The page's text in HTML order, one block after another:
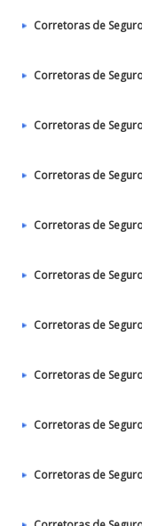
Corretoras de
Corretoras de
Corretoras de
Corretoras de
Corretoras de
Corretoras de
Corretoras de
Corretoras de
Corretoras de
Corretoras de